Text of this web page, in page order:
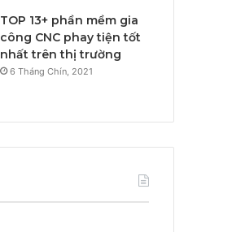
TOP 13+ phần mềm gia
công CNC phay tiện tốt
nhất trên thị trường
6 Tháng Chín, 2021